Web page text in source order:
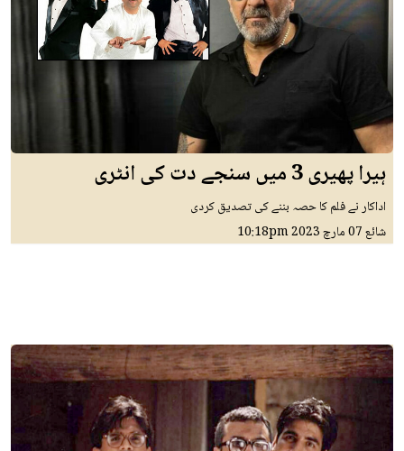
ہیرا پھیری 3 میں سنجے دت کی انٹری
اداکار نے فلم کا حصہ بننے کی تصدیق کردی
شائع07 مارچ 2023 10:18pm